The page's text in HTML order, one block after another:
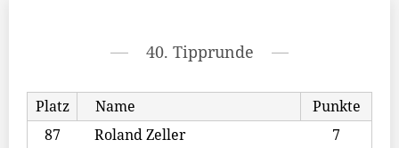
40. Tipprunde
Platz Name
Punkte
87
Roland Zeller
7